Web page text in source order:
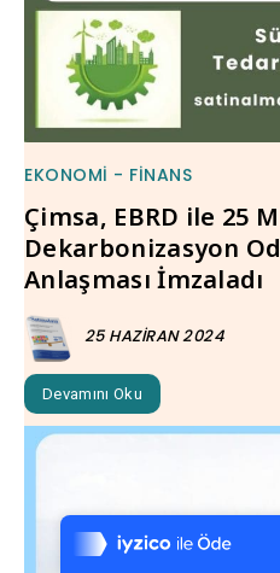
Tek Tıkla Ödeme
7/24 Canlı Destek
%100 Sorunsuz
EKONOMI - FINANS
Çimsa, EBRD ile 25
Dekarbonizasyon
Anlaşması İmzaladı
25 HAZIRAN 2024
Devamını Oku